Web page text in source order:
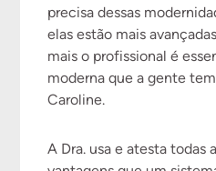
precisa dessas
elas estão mais
mais o profissional é
moderna que a gente
Caroline.
A Dra. usa e atesta todas